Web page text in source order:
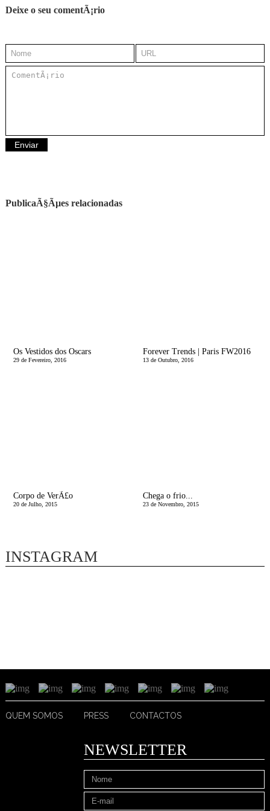
Deixe o seu comentÃ¡rio
PublicaÃ§Ãµes relacionadas
Os Vestidos dos Oscars
29 de Fevereiro, 2016
Forever Trends | Paris FW2016
13 de Outubro, 2016
Corpo de VerÃ£o
20 de Julho, 2015
Chega o frio...
23 de Novembro, 2015
INSTAGRAM
QUEM SOMOS PRESS CONTACTOS
NEWSLETTER